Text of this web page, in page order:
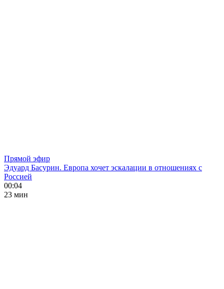
Прямой эфир
Эдуард Басурин. Европа хочет эскалации в отношениях с
Россией
00:04
23 мин